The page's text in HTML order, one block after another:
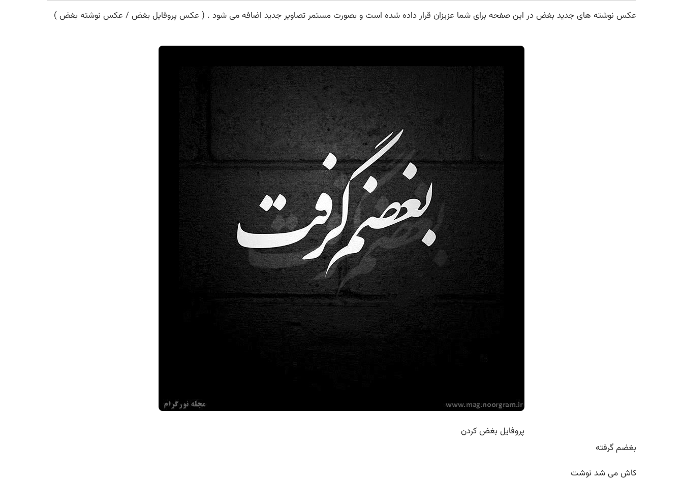
عکس نوشته های جدید بغض در این صفحه برای شما عزیزان قرار داده شده است و بصورت مستمر تصاویر جدید اضافه می شود . ( عکس پروفایل بغض / عکس نوشته بغض )
پروفایل بغض کردن
بغضم گرفته
کاش می شد نوشت